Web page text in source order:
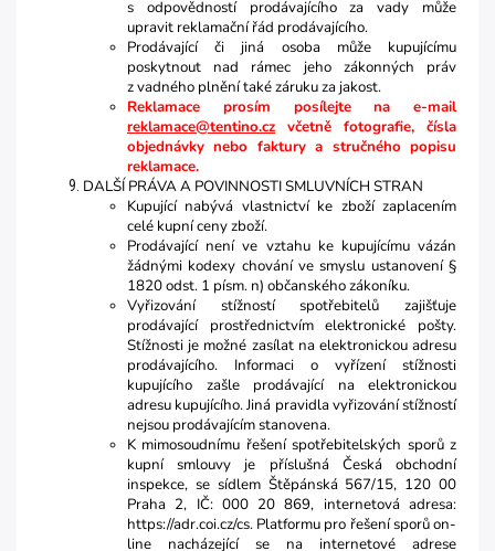
s odpovědností prodávajícího za vady může
upravit reklamační řád prodávajícího.
Prodávající či jiná osoba může kupujícímu
poskytnout nad rámec jeho zákonných práv
z vadného plnění také záruku za jakost.
Reklamace prosím posílejte na e-mail
reklamace@tentino.cz včetně fotografie, čísla
objednávky nebo faktury a stručného popisu
reklamace.
DALŠÍ PRÁVA A POVINNOSTI SMLUVNÍCH STRAN
Kupující nabývá vlastnictví ke zboží zaplacením
celé kupní ceny zboží.
Prodávající není ve vztahu ke kupujícímu vázán
žádnými kodexy chování ve smyslu ustanovení §
1820 odst. 1 písm. n) občanského zákoníku.
Vyřizování stížností spotřebitelů zajišťuje
prodávající prostřednictvím elektronické pošty.
Stížnosti je možné zasílat na elektronickou adresu
prodávajícího. Informaci o vyřízení stížnosti
kupujícího zašle prodávající na elektronickou
adresu kupujícího. Jiná pravidla vyřizování stížností
nejsou prodávajícím stanovena.
K mimosoudnímu řešení spotřebitelských sporů z
kupní smlouvy je příslušná Česká obchodní
inspekce, se sídlem Štěpánská 567/15, 120 00
Praha 2, IČ: 000 20 869, internetová adresa:
https://adr.coi.cz/cs. Platformu pro řešení sporů on-
line nacházející se na internetové adrese